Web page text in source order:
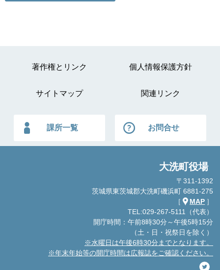
著作権とリンク 個人情報保護方針
サイトマップ 関連リンク
課所一覧 お問合せ
大洗町役場
〒311-1392
茨城県東茨城郡大洗町磯浜町 6881-275
［
MAP ］
TEL:029-267-5111（代表）
開庁時間：午前8時30分～午後5時15分
（土・日・祝祭日を除く）
※水曜日は午後6時30分までとなります。
※年末年始等の開庁時間は広報誌をご確認ください。